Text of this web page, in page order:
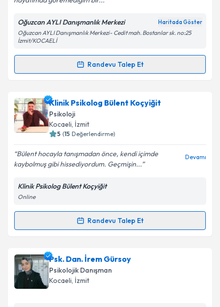
Kişisel verilerimin işlenmesine ilişkinAydınlatma
Metni
hayatımda göremediğim bir...
Oğuzcan AYLI Danışmanlık Merkezi
Oğuzcan AYLI Danışmanlık Merkezi- Cedit mah. Bostanlar sk. no:25
Randevu Talep Et
Randevu Takvimi Talebi
Klinik Psikolog Oğuzcan Aylı için randevu takvimi
talebi oluşturun. Size bu uzmandan randevu almanız
için bir takvim hazırlandığında e-posta ile
bilgilendireceğiz.
E-posta Adresiniz
Metni'ni okudum ve kişisel verilerimin belirtilen
kapsamda işlenmesini kabul ediyorum.
Takvim Talebini Gönder
Klinik Psikolog Bülent Koçyiğit
Psikoloji
Kocaeli, İzmit
( Değerlendirme)
Bülent hocayla tanışmadan önce, kendi içimde
kaybolmuş gibi hissediyordum. Geçmişin...
Klinik Psikolog Bülent Koçyiğit
Randevu Talep Et
Randevu Takvimi Talebi
Klinik Psikolog Bülent Koçyiğit
talebi oluşturun. Size bu uzmandan randevu almanız
için bir takvim hazırlandığında e-posta ile
Psk. Dan. İrem Gürsoy
Psikolojik Danışman
Kocaeli, İzmit